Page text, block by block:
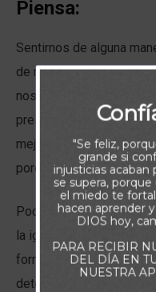
Piensa:
Sentirnos de alguna
de nuestras vidas
nos ocurre. Existen
presión para hacer que
mejor opción, encaje en
porque es nuestra
Podemos tener esa
la iglesia, nuestras
forma estamos
detener el tiempo y
"Se feliz,
grande si
injusticias acaban
se supera,
el miedo te
hacen aprender
DIOS hoy,
PARA RECIBIR
DEL DÍA EN
NUESTRA